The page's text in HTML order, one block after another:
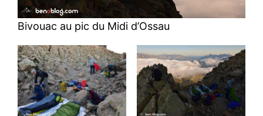
Bivouac au pic du Midi d’Ossau